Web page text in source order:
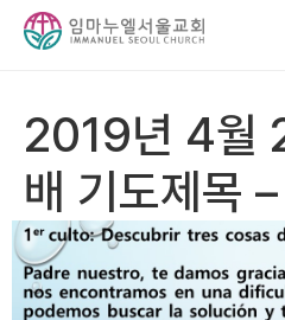
2019년 4월
배 기도제목